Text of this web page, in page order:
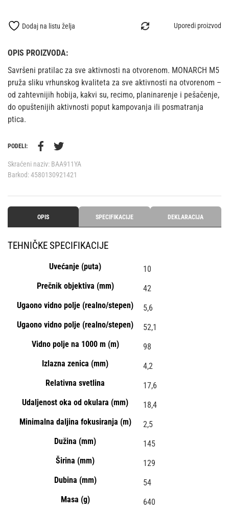
OPIS PROIZVODA:
Savršeni pratilac za sve aktivnosti na otvorenom. MONARCH M5
pruža sliku vrhunskog kvaliteta za sve aktivnosti na otvorenom –
od zahtevnijih hobija, kakvi su, recimo, planinarenje i pešačenje,
do opuštenijih aktivnosti poput kampovanja ili posmatranja
ptica.
Dodaj na listu želja Uporedi proizvod
PODELI:
Skraćeni naziv: BAA911YA
Barkod:4580130921421
OPIS SPECIFIKACIJE DEKLARACIJA
TEHNIČKE SPECIFIKACIJE
Uvećanje (puta)
10
Prečnik objektiva (mm)
42
Ugaono vidno polje (realno/stepen)
5,6
Ugaono vidno polje (realno/stepen)
52,1
Vidno polje na 1000 m (m)
98
Izlazna zenica (mm)
4,2
Relativna svetlina
17,6
Udaljenost oka od okulara (mm)
18,4
Minimalna daljina fokusiranja (m)
2,5
Dužina (mm)
145
Širina (mm)
129
Dubina (mm)
54
Masa (g)
640